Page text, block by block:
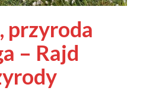
przyroda
– Rajd